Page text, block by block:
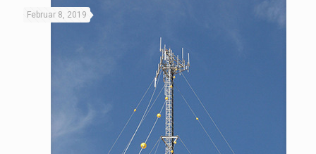
Februar 8, 2019